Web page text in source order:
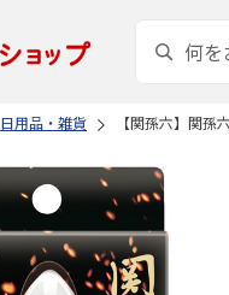
日用品・雑貨 【関孫六】関